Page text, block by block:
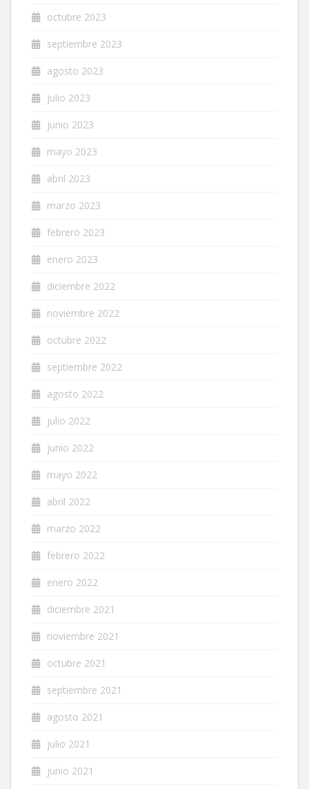
octubre 2023
septiembre 2023
agosto 2023
julio 2023
junio 2023
mayo 2023
abril 2023
marzo 2023
febrero 2023
enero 2023
diciembre 2022
noviembre 2022
octubre 2022
septiembre 2022
agosto 2022
julio 2022
junio 2022
mayo 2022
abril 2022
marzo 2022
febrero 2022
enero 2022
diciembre 2021
noviembre 2021
octubre 2021
septiembre 2021
agosto 2021
julio 2021
junio 2021